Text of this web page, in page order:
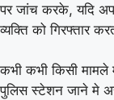
पर जांच करके, यदि
व्यक्ति को गिरफ्तार
कभी कभी किसी मामले
पुलिस स्टेशन जाने मे